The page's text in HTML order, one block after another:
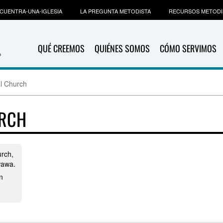
QUÉ CREEMOS QUIÉNES SOMOS CÓMO SERVIMOS
UNA-IGLESIA LA PREGUNTA METODISTA RECURSOS
Church